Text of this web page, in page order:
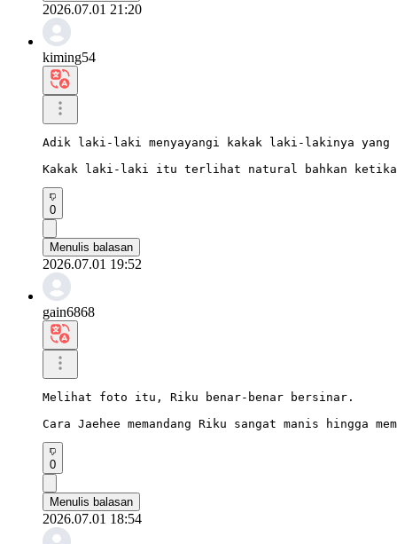
2026.07.01 21:20
kiming54
Adik laki-laki menyayangi kakak laki-lakinya yang
Kakak laki-laki itu terlihat natural bahkan ketika
0
Menulis balasan
2026.07.01 19:52
gain6868
Melihat foto itu, Riku benar-benar bersinar.
Cara Jaehee memandang Riku sangat manis hingga
0
Menulis balasan
2026.07.01 18:54